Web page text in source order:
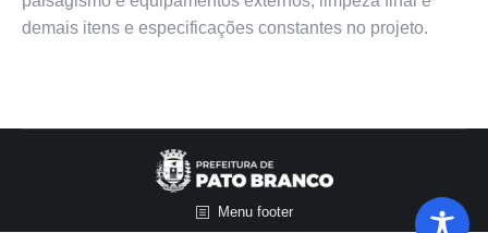
demais itens e especificações constantes no projeto.
Menu footer